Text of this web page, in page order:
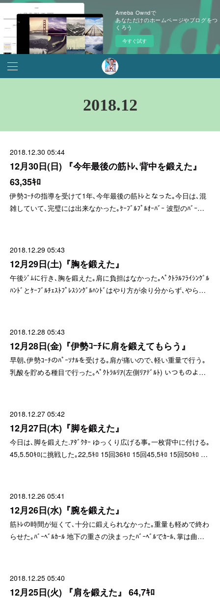
Ameba Owndで
あなただけのホームページやブログをつ
くろう
今すぐ試す
2018.12
2018.12.30 05:44
12月30日(日) 『今年最後の筋ﾄﾚ､背中を鍛えた』
63,35ｷﾛ
伊勢ｺｰﾁの指導を受けて1年､今年最後の筋ﾄﾚとなった｡今日は､混
雑していて､完璧には出来なかった｡ｹｰﾌﾞﾙﾌﾟﾙｵｰﾊﾞｰ 波型のﾊﾞｰ…
2018.12.29 05:43
12月29日(土)『胸を鍛えた』
午後ｼﾞﾑに行き､胸を鍛えた｡肩に負担はなかった｡ﾍﾟｸﾄﾗﾙﾌﾗｲｼﾝｸﾞﾙ
ﾊﾝﾄﾞとｹｰﾌﾞﾙﾁｪｽﾄﾌﾟﾚｽｼﾝｸﾞﾙﾊﾝﾄﾞはやり方が余り分からず､やら…
2018.12.28 05:43
12月28日(金)『伊勢ｺｰﾁに肩を鍛えてもらう』
早朝､伊勢ｺｰﾁのﾊﾟｰｿﾅﾙを受ける｡肩が痛いので､軽い重量で行う｡
乳酸を貯める種目で行った｡ﾍﾟｸﾄﾗﾙﾘｱ(左側ﾘｱﾃﾞﾙﾄ) いつものよ…
2018.12.27 05:42
12月27日(木)『脚を鍛えた』
今日は､脚を鍛えた.ｱﾀﾞｸﾀｰ ゆっくり広げる事｡一枚背中に付ける｡
45,5.50ｷﾛに挑戦した｡22,5ｷﾛ 15回36ｷﾛ 15回45,5ｷﾛ 15回50ｷﾛ …
2018.12.26 05:41
12月26日(水)『腕を鍛えた』
筋ﾄﾚの時間が短くて､十分に鍛えられなかった｡重量も軽めで終わ
らせた｡ﾊﾞｰﾍﾞﾙｶｰﾙ 地下の重さの決まったﾊﾞｰﾍﾞﾙでｶｰﾙ､掌は曲…
2018.12.25 05:40
12月25日(火) 『肩を鍛えた』 64,7ｷﾛ